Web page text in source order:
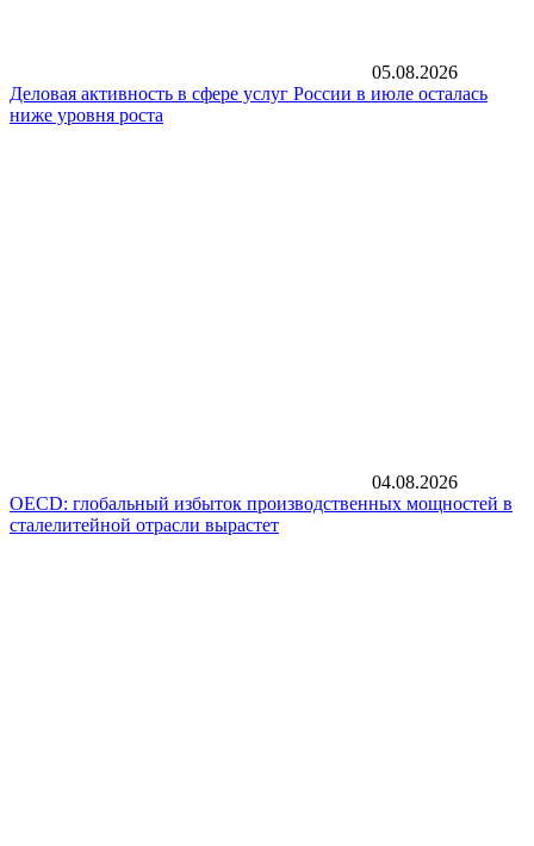
05.08.2026
Деловая активность в сфере услуг России в июле осталась
ниже уровня роста
04.08.2026
OECD: глобальный избыток производственных мощностей в
сталелитейной отрасли вырастет